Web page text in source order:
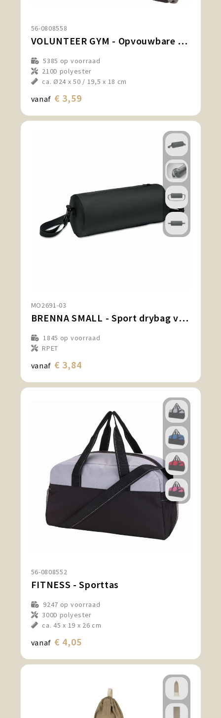
56-0808558
VOLUNTEER GYM - Opvouwbare sporttas
5385 op voorraad
210D polyester
ca. Ø24 x 50 / 19,5 x 18 cm
vanaf € 3,59
MO2691-03
BRENNA SMALL - Sport drybag van 300D RPET
1845 op voorraad
RPET
vanaf € 3,84
56-0808552
FITNESS - Sporttas
9247 op voorraad
300D polyester
ca. 45 x 19 x 26 cm
vanaf € 4,05